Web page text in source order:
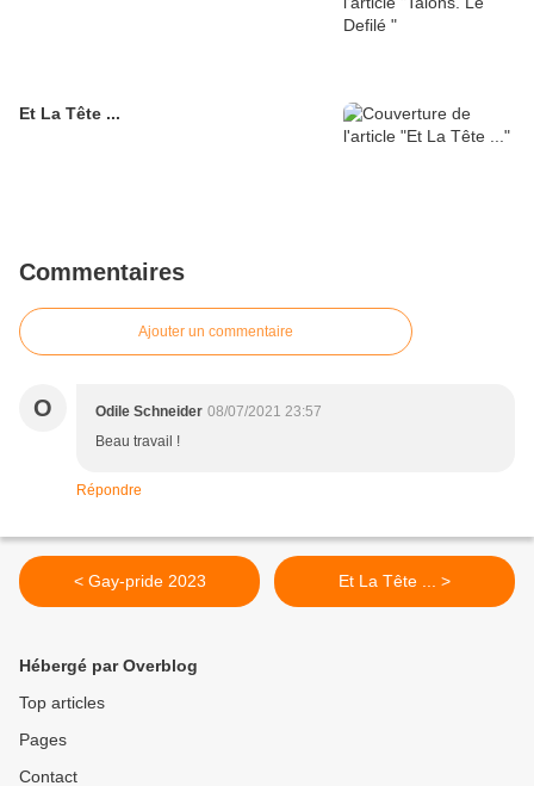
Et La Tête ...
Commentaires
Ajouter un commentaire
O Odile Schneider 08/07/2021 23:57
Beau travail !
Répondre
< Gay-pride 2023 Et La Tête ... >
Hébergé par Overblog
Top articles
Pages
Contact